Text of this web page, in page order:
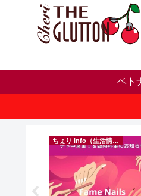
ベト
ちぇり info（生活情報）